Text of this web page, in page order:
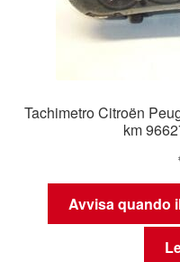
Tachimetro Citroën
km
Avvisa quando